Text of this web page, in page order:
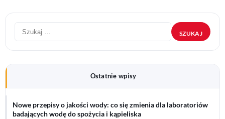
Szukaj:
Ostatnie wpisy
Nowe przepisy o jakości wody: co się zmienia dla laboratoriów
badających wodę do spożycia i kąpieliska